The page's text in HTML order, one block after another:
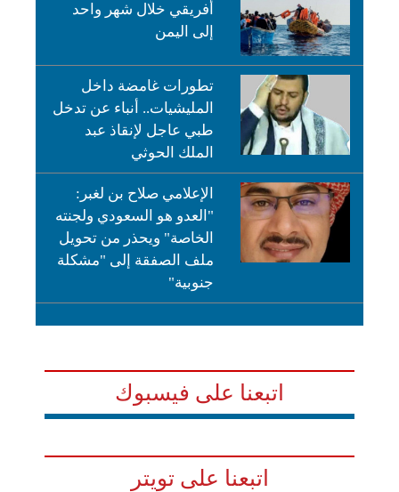
أفريقي خلال شهر واحد
إلى اليمن
تطورات غامضة داخل
المليشيات.. أنباء عن تدخل
طبي عاجل لإنقاذ عبد
الملك الحوثي
الإعلامي صلاح بن لغبر:
"العدو هو السعودي ولجنته
الخاصة" ويحذر من تحويل
ملف الصفقة إلى "مشكلة
جنوبية"
اتبعنا على فيسبوك
اتبعنا على تويتر